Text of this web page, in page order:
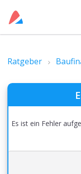
Ratgeber
Es ist ein Fehler